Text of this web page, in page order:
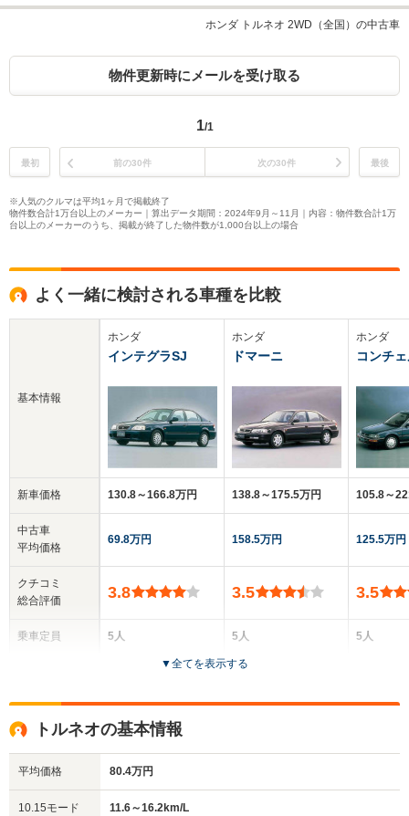
ホンダ トルネオ 2WD（全国）の中古車
物件更新時にメールを受け取る
1/1
最初 前の30件 次の30件 最後
※人気のクルマは平均1ヶ月で掲載終了
物件数合計1万台以上のメーカー｜算出データ期間：2024年9月～11月｜内容：物件数合計1万
台以上のメーカーのうち、掲載が終了した物件数が1,000台以上の場合
よく一緒に検討される車種を比較
基本情報
新車価格
中古車
平均価格
クチコミ
総合評価
乗車定員
サイズ
ホンダ
インテグラSJ
130.8～166.8万円
69.8万円
3.8
5人
全高
1.39m
全幅
1.7m
ホンダ
ドマーニ
138.8～175.5万円
158.5万円
3.5
5人
4ドア
ホンダ
コンチ
105.8～
125.5万円
3.5
5人
▼全てを表示する
トルネオの基本情報
平均価格 80.4万円
10.15モード
11.6～16.2km/L